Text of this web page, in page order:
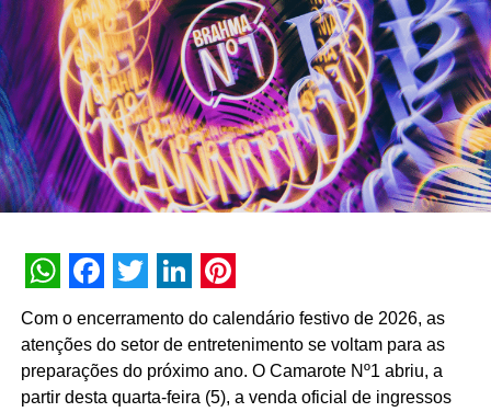
interna de 90% e índice de resolutividade de 87% nos
atendimentos.
Além da b.ia, o Meu Bradesco engloba ferramentas como
o E-agro — plataforma digital direcionada a produtores
rurais — e sistemas de recomendação de investimentos
suportados porGenAI(Inteligência Artificial Generativa),
que fornecem assessoria financeira automatizada e
A estratégia de divulgação da campanha engloba
peças deOut of Home(OOH) e ações com
influenciadores digitais, reforçando o posicionamento do
banco na transformação digital do setor financeiro.
WhatsApp
Facebook
Twitter
LinkedIn
Pinterest
Com o encerramento do calendário festivo de 2026, as
atenções do setor de entretenimento se voltam para as
preparações do próximo ano. O Camarote Nº1 abriu, a
partir desta quarta-feira (5), a venda oficial de ingressos